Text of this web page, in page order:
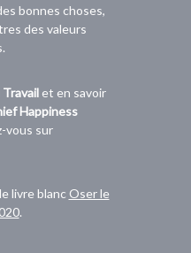
bonnes choses,
des valeurs
et en savoir
Happiness
vous sur
livre blanc Oser le
.